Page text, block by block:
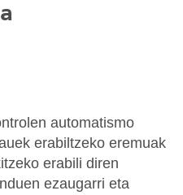
automatismo
erabiltzeko eremuak
erabili diren
ezaugarri eta